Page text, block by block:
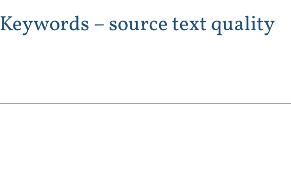
Keywords – source text quality